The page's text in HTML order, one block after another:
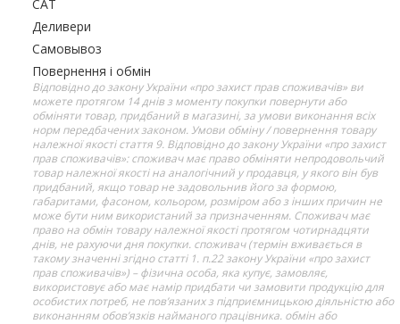
САТ
Деливери
Самовывоз
Повернення і обмін
Відповідно до закону України «про захист прав споживачів» ви
можете протягом 14 днів з моменту покупки повернути або
обміняти товар, придбаний в магазині, за умови виконання всіх
норм передбачених законом. Умови обміну / повернення товару
належної якості стаття 9. Відповідно до закону України «про захист
прав споживачів»: споживач має право обміняти непродовольчий
товар належної якості на аналогічний у продавця, у якого він був
придбаний, якщо товар не задовольнив його за формою,
габаритами, фасоном, кольором, розміром або з інших причин не
може бути ним використаний за призначенням. Споживач має
право на обмін товару належної якості протягом чотирнадцяти
днів, не рахуючи дня покупки. споживач (термін вживається в
такому значенні згідно статті 1. п.22 закону України «про захист
прав споживачів») – фізична особа, яка купує, замовляє,
використовує або має намір придбати чи замовити продукцію для
особистих потреб, не пов’язаних з підприємницькою діяльністю або
виконанням обов’язків найманого працівника. обмін або